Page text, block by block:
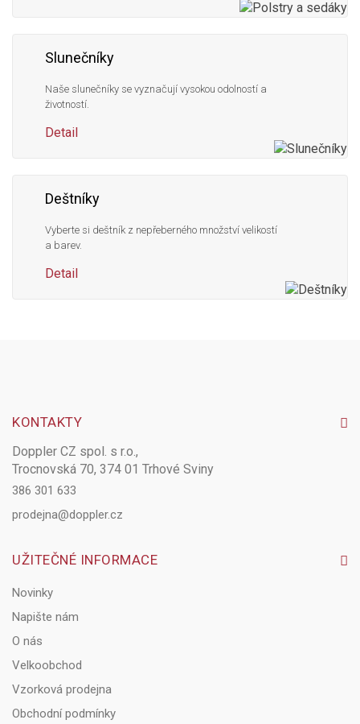
Slunečníky
Naše slunečníky se vyznačují vysokou odolností a
životností.
Detail
Deštníky
Vyberte si deštník z nepřeberného množství velikostí
a barev.
Detail
KONTAKTY
Doppler CZ spol. s r.o.,
Trocnovská 70, 374 01 Trhové Sviny
386 301 633
prodejna@doppler.cz
UŽITEČNÉ INFORMACE
Novinky
Napište nám
O nás
Velkoobchod
Vzorková prodejna
Obchodní podmínky